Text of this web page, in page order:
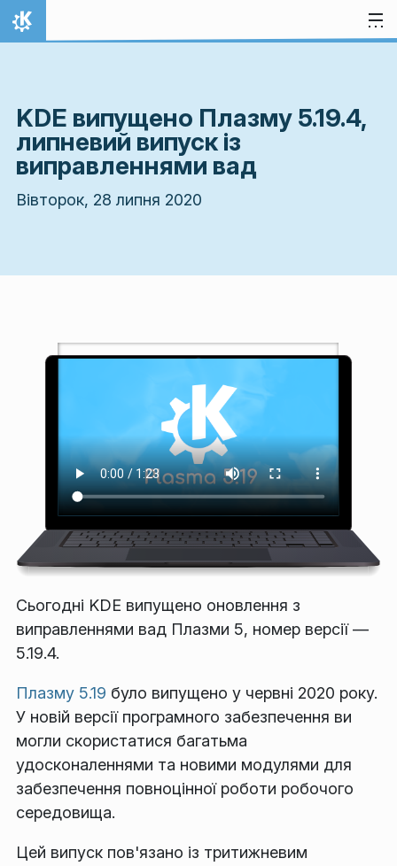
Перейти до вмісту
Домівка
KDE випущено Плазму 5.19.4,
липневий випуск із
виправленнями вад
Вівторок, 28 липня 2020
Сьогодні KDE випущено оновлення з
виправленнями вад Плазми 5, номер версії —
5.19.4.
Плазму 5.19 було випущено у червні 2020 року.
У новій версії програмного забезпечення ви
могли скористатися багатьма
удосконаленнями та новими модулями для
забезпечення повноцінної роботи робочого
середовища.
Цей випуск пов'язано із тритижневим